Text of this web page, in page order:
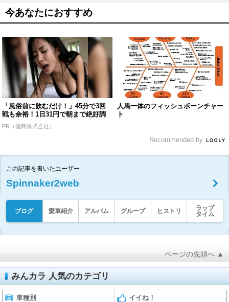
今あなたにおすすめ
「風俗前に飲むだけ！」45分で3回
戦も余裕！1日31円で朝まで絶好調
PR（健商株式会社）
人馬一体のフィッシュボーンチャー
ト
Recommended by
この記事を書いたユーザー
Spinnaker2web
ブログ 愛車紹介 アルバム グループ ヒストリ
ラップ
タイム
ページの先頭へ ▲
みんカラ 人気のカテゴリ
車種別 イイね！